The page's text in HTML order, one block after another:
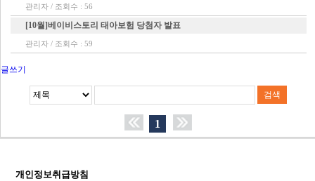
관리자 / 조회수 : 56
[10월]베이비스토리 태아보험 당첨자 발표
관리자 / 조회수 : 59
글쓰기
검색
1
개인정보취급방침